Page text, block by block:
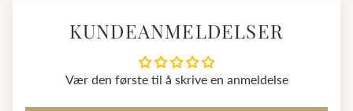
KUNDEANMELDELSER
Vær den første til å skrive en anmeldelse